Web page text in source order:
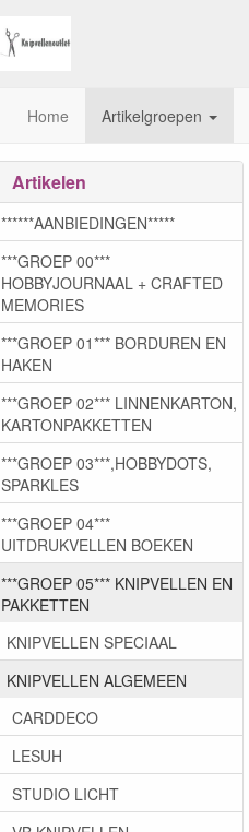
Home Artikelgroepen
Artikelen
******AANBIEDINGEN*****
***GROEP 00***
HOBBYJOURNAAL + CRAFTED
MEMORIES
***GROEP 01*** BORDUREN EN
HAKEN
***GROEP 02*** LINNENKARTON,
KARTONPAKKETTEN
***GROEP 03***,HOBBYDOTS,
SPARKLES
***GROEP 04***
UITDRUKVELLEN BOEKEN
***GROEP 05*** KNIPVELLEN EN
PAKKETTEN
KNIPVELLEN SPECIAAL
KNIPVELLEN ALGEMEEN
CARDDECO
LESUH
STUDIO LICHT